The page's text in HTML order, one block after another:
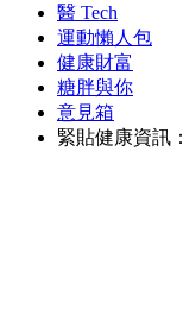
醫 Tech
運動懶人包
健康財富
糖胖與你
意見箱
緊貼健康資訊：